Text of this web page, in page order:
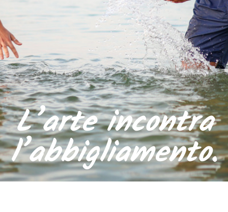
L’arte incontra
l’abbigliamento.